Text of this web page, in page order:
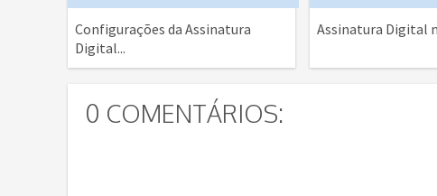
Configurações da Assinatura
Digital...
Assinatura Digital
0 COMENTÁRIOS: